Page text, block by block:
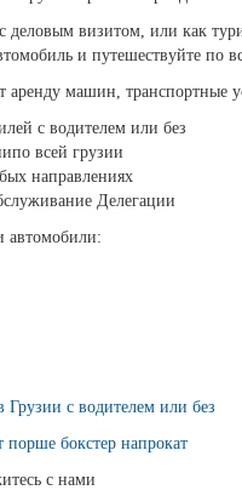
деловым визитом, или как
и путешествуйте по
аренду машин, транспортные
с водителем или без
всей грузии
направлениях
Делегации
автомобили:
с водителем или без
бокстер напрокат
с нами